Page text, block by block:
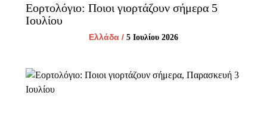
Εορτολόγιο: Ποιοι γιορτάζουν σήμερα 5
Ιουλίου
Ελλάδα / 5 Ιουλίου 2026